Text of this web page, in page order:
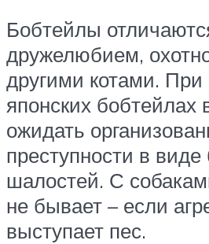
Бобтейлы
дружелюбием,
другими котами. При
японских
ожидать
преступности в
шалостей. С
не бывает – если
выступает пес.